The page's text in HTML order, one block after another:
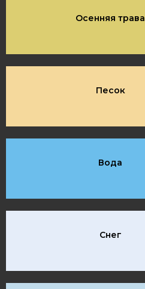
Осенняя трава
Песок
Вода
Снег